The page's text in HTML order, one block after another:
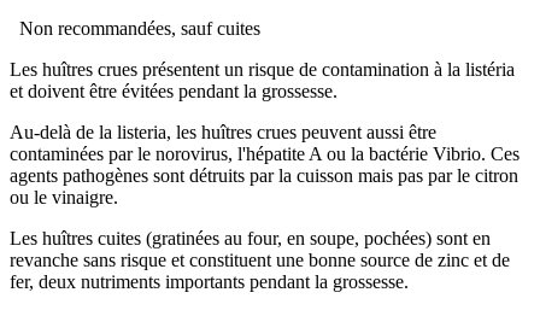
Non recommandées, sauf cuites
Les huîtres crues présentent un risque de contamination à la listéria
et doivent être évitées pendant la grossesse.
Au-delà de la listeria, les huîtres crues peuvent aussi être
contaminées par le norovirus, l'hépatite A ou la bactérie Vibrio. Ces
agents pathogènes sont détruits par la cuisson mais pas par le citron
ou le vinaigre.
Les huîtres cuites (gratinées au four, en soupe, pochées) sont en
revanche sans risque et constituent une bonne source de zinc et de
fer, deux nutriments importants pendant la grossesse.